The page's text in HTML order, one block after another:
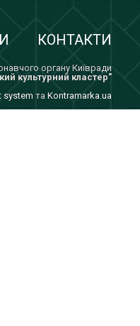
КОНТАКТИ
органу Київради
культурний кластер"
system та Kontramarka.ua